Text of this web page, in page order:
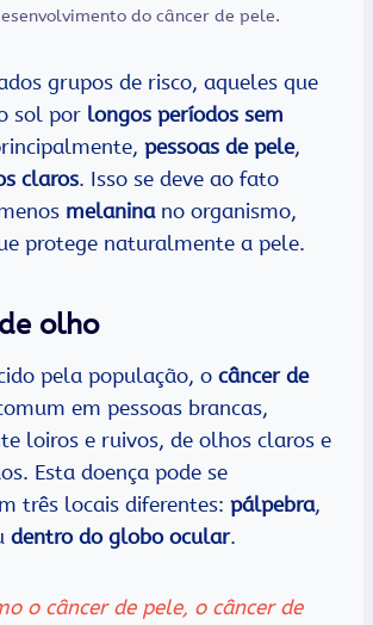
do câncer de pele.
grupos de risco, aqueles que
sol por longos períodos sem
pessoas de pele,
claros. Isso se deve ao fato
melanina no organismo,
protege naturalmente a pele.
olho
pela população, o câncer de
em pessoas brancas,
loiros e ruivos, de olhos claros e
Esta doença pode se
três locais diferentes: pálpebra,
dentro do globo ocular.
o câncer de pele, o câncer de